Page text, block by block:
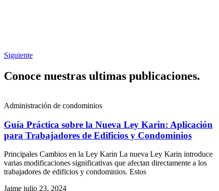
Siguiente
Conoce nuestras ultimas publicaciones.
Administración de condominios
Guía Práctica sobre la Nueva Ley Karin: Aplicación
para Trabajadores de Edificios y Condominios
Principales Cambios en la Ley Karin La nueva Ley Karin introduce
varias modificaciones significativas que afectan directamente a los
trabajadores de edificios y condominios. Estos
Jaime julio 23, 2024